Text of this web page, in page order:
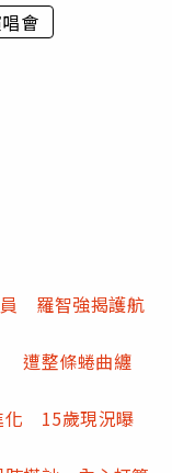
會
員 羅智強揭護航
遭整條蜷曲纏
化 15歲現況曝